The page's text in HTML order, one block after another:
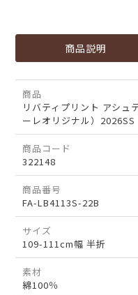
商品説明
商品
リバティプリント アシュ
ーレオリジナル）2026SS
商品コード
322148
商品番号
FA-LB4113S-22B
サイズ
109-111cm幅 半折
素材
綿100％